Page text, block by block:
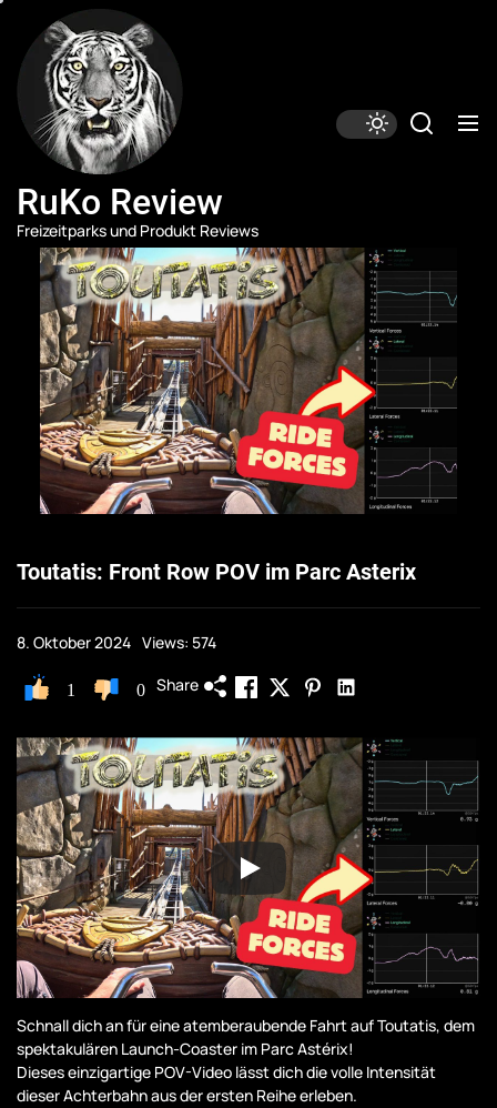
the
content
RuKo Review
Freizeitparks und Produkt Reviews
Toutatis: Front Row POV im Parc Asterix
8. Oktober 2024 Views: 574
1 0 Share
Schnall dich an für eine atemberaubende Fahrt auf Toutatis, dem
spektakulären Launch-Coaster im Parc Astérix!
Dieses einzigartige POV-Video lässt dich die volle Intensität
dieser Achterbahn aus der ersten Reihe erleben.